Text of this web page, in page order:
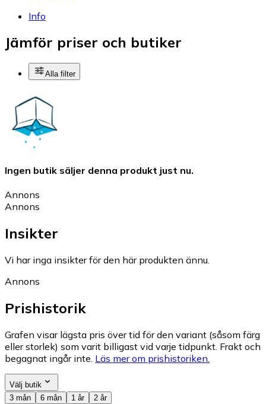
Info
Jämför priser och butiker
Alla filter
Ingen butik säljer denna produkt just nu.
Annons
Annons
Insikter
Vi har inga insikter för den här produkten ännu.
Annons
Prishistorik
Grafen visar lägsta pris över tid för den variant (såsom färg
eller storlek) som varit billigast vid varje tidpunkt. Frakt och
begagnat ingår inte. Läs mer om prishistoriken.
Välj butik
3 mån
6 mån 1 år 2 år